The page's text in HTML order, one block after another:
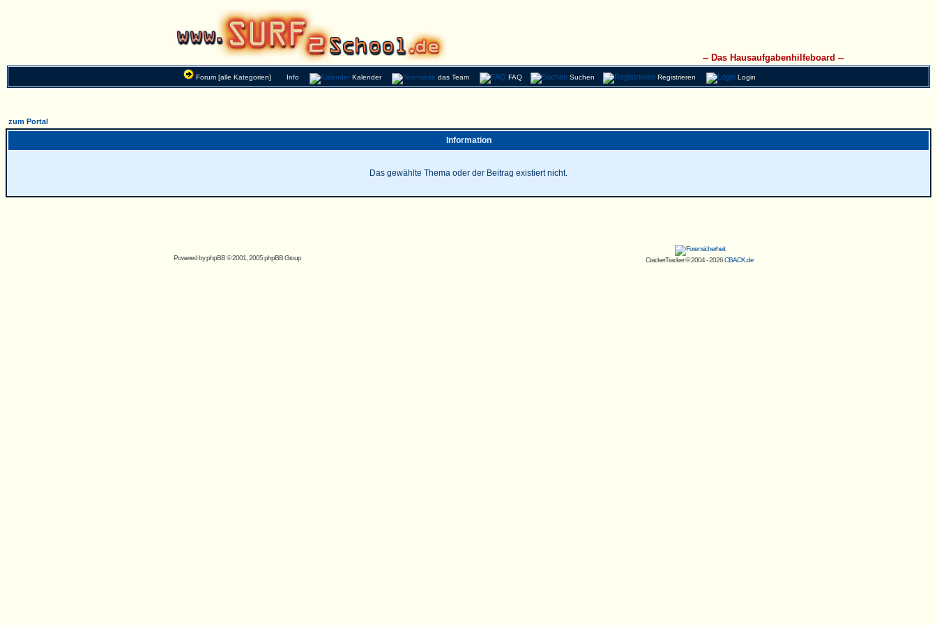
-- Das Hausaufgabenhilfeboard --
Forum [alle Kategorien] Info Kalender das Team FAQ Suchen Registrieren Login
zum Portal
Information
Das gewählte Thema oder der Beitrag existiert nicht.
Powered byphpBB© 2001, 2005 phpBB Group CrackerTracker © 2004 - 2026CBACK.de